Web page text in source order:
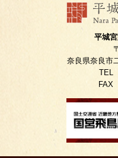
平城
奈良県奈良市
TEL
FAX